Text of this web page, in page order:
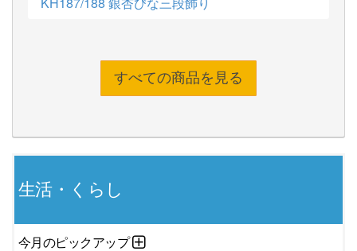
すべての商品を見る
生活・くらし
今月のピックアップ